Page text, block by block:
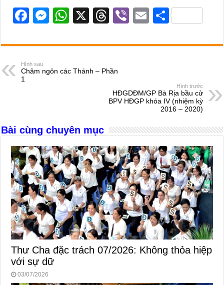
F
c
e
b
k
M
ss
n
W
at
A
X
T
e
a
d
s
Vi
er
E
ail
S
ar
Hình sau
Châm ngôn các Thánh – Phần
1
Hình trước
HĐGDĐM/GP Bà Rịa bầu cử
BPV HĐGP khóa IV (nhiệm kỳ
2016 – 2020)
Bài cùng chuyên mục
Thư Cha đặc trách 07/2026: Không thỏa hiệp
với sự dữ
03/07/2026